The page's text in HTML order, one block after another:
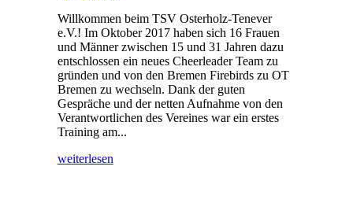
Willkommen beim TSV Osterholz-Tenever
e.V.! Im Oktober 2017 haben sich 16 Frauen
und Männer zwischen 15 und 31 Jahren dazu
entschlossen ein neues Cheerleader Team zu
gründen und von den Bremen Firebirds zu OT
Bremen zu wechseln. Dank der guten
Gespräche und der netten Aufnahme von den
Verantwortlichen des Vereines war ein erstes
Training am...
weiterlesen